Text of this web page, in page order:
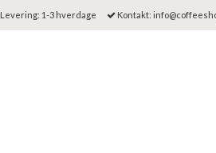
Levering: 1-3 hverdage Kontakt: